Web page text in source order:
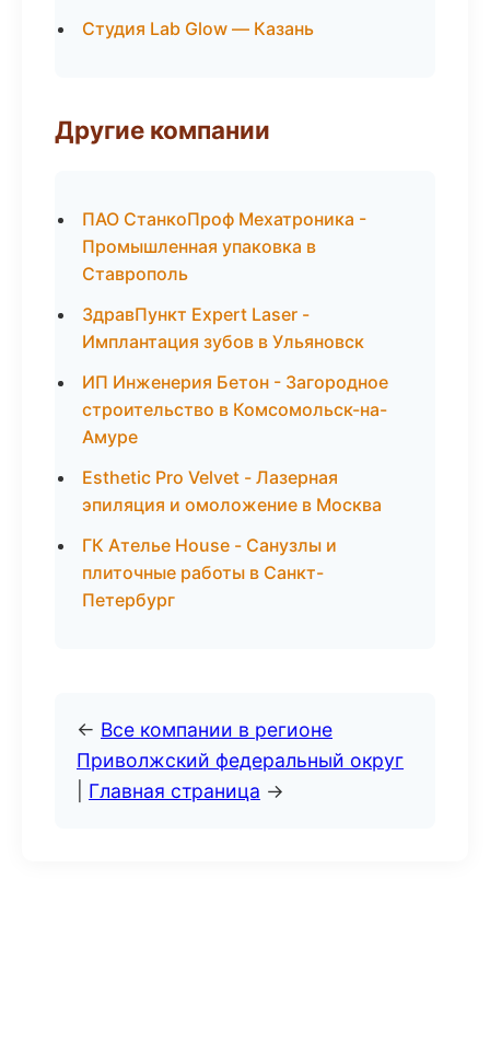
Студия Lab Glow — Казань
Другие компании
ПАО СтанкоПроф Мехатроника -
Промышленная упаковка в
Ставрополь
ЗдравПункт Expert Laser -
Имплантация зубов в Ульяновск
ИП Инженерия Бетон - Загородное
строительство в Комсомольск-на-
Амуре
Esthetic Pro Velvet - Лазерная
эпиляция и омоложение в Москва
ГК Ателье House - Санузлы и
плиточные работы в Санкт-
Петербург
← Все компании в регионе
Приволжский федеральный округ
Главная страница →